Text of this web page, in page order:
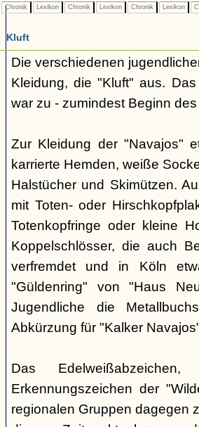
Chronik Lexikon Chronik Lexikon Chronik Lexikon
Kluft
Die verschiedenen
Kleidung, die "Kluft" aus.
war zu - zumindest Beginn
Zur Kleidung der "Navajos"
karrierte Hemden, weiße
Halstücher und Skimützen.
mit Toten- oder
Totenkopfringe oder kleine
Koppelschlösser, die auch
verfremdet und in Köln
"Güldenring" von "Haus
Jugendliche die
Abkürzung für "Kalker
Das
Erkennungszeichen der
regionalen Gruppen dagegen